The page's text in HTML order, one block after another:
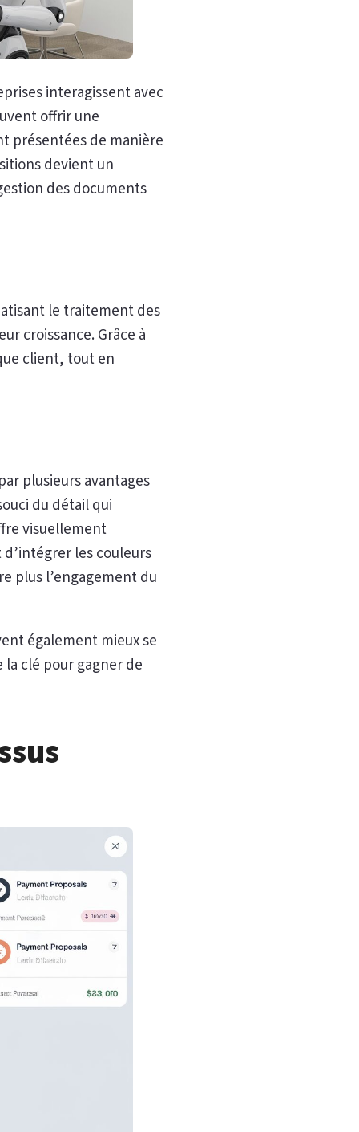
interagissent avec
offrir une
présentées de manière
devient un
des documents
le traitement des
croissance. Grâce à
client, tout en
plusieurs avantages
du détail qui
visuellement
les couleurs
plus l’engagement du
également mieux se
clé pour gagner de